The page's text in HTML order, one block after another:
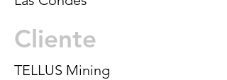
Cliente
TELLUS Mining